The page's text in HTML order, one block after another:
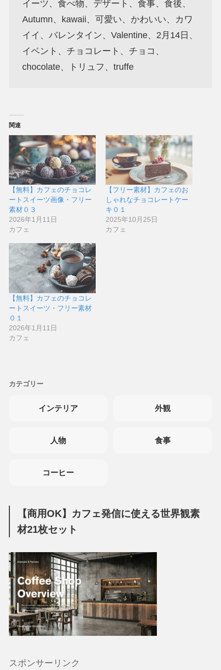
イーツ、食べ物、デザート、食事、食後、
Autumn、kawaii、可愛い、かわいい、カワ
イイ、バレンタイン、Valentine、2月14日、
イベント、チョコレート、チョコ、
chocolate、トリュフ、truffe
関連
【無料】カフェのチョコレ
ートスイーツ画像・フリー
素材０３
2026年1月11日
カフェ
【フリー素材】カフェのお
しゃれなチョコレートケー
キ０１
2025年10月25日
カフェ
【無料】カフェのチョコレ
ートスイーツ・フリー素材
０１
2026年1月11日
カフェ
カテゴリー
インテリア 外観
人物 食事
コーヒー
【商用OK】カフェ発信に使える世界観素
材21枚セット
スポンサーリンク